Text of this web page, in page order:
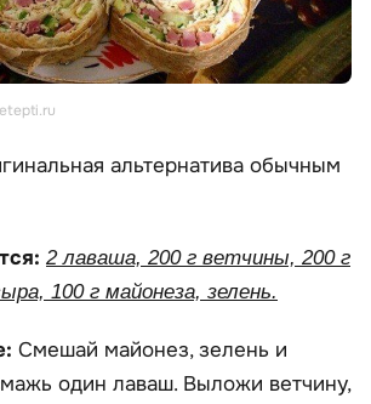
альтернатива обычным
2 лаваша, 200 г ветчины, 200 г
100 г майонеза, зелень.
Смешай майонез, зелень и
один лаваш. Выложи ветчину,